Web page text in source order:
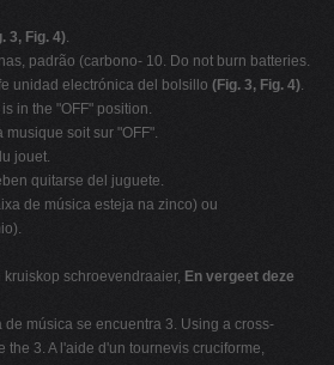
3, Fig. 4).
padrão (carbono- 10. Do not burn batteries.
unidad electrónica del bolsillo (Fig. 3, Fig. 4).
in the "OFF" position.
soit sur "OFF".
jouet.
quitarse del juguete.
de música esteja na zinco) ou
schroevendraaier, En vergeet deze
música se encuentra 3. Using a cross-
the 3. A l'aide d'un tournevis cruciforme,